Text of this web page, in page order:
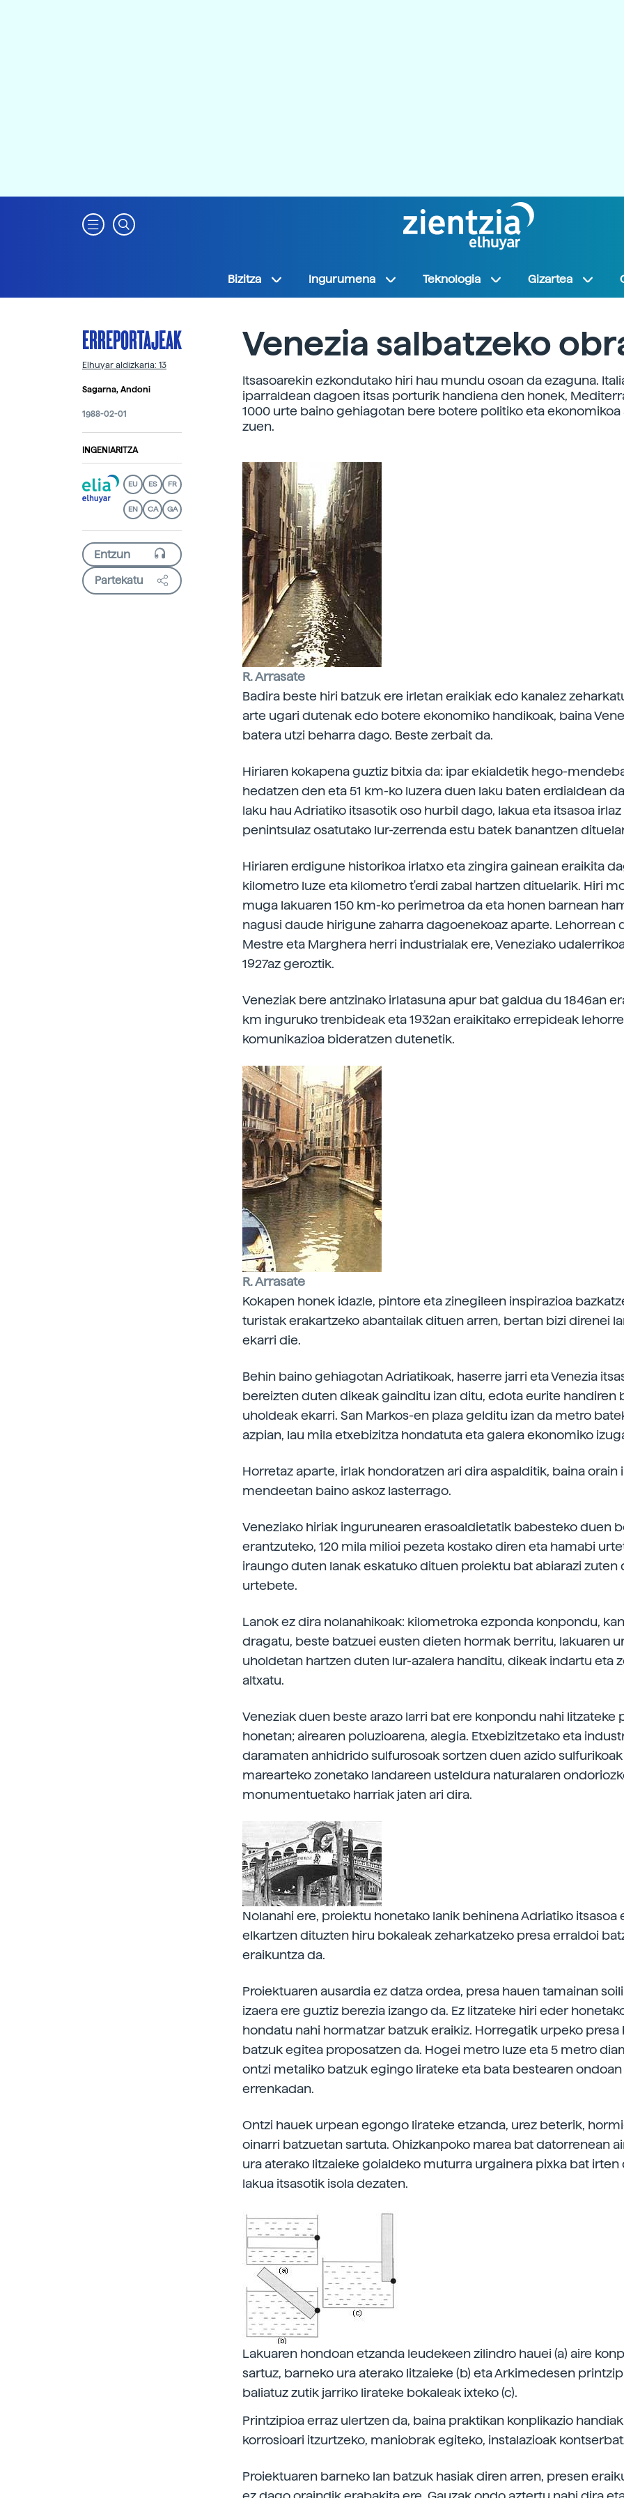
Bizitza Ingurumena Teknologia Gizartea
ERREPORTAJEAK
Elhuyar aldizkaria: 13
Sagarna, Andoni
1988-02-01
INGENIARITZA
EU ES FR
EN CA GA
Partekatu
Venezia salbatzeko
Itsasoarekin ezkondutako hiri hau mundu osoan da ezaguna.
iparraldean dagoen itsas porturik handiena den honek,
1000 urte baino gehiagotan bere botere politiko eta ekonomikoa
zuen.
R. Arrasate
Badira beste hiri batzuk ere irletan eraikiak edo kanalez
arte ugari dutenak edo botere ekonomiko handikoak, baina
batera utzi beharra dago. Beste zerbait da.
Hiriaren kokapena guztiz bitxia da: ipar ekialdetik hego-
hedatzen den eta 51 km-ko luzera duen laku baten erdialdean
laku hau Adriatiko itsasotik oso hurbil dago, lakua eta itsasoa irlaz
penintsulaz osatutako lur-zerrenda estu batek banantzen
Hiriaren erdigune historikoa irlatxo eta zingira gainean eraikita
kilometro luze eta kilometro t'erdi zabal hartzen dituelarik. Hiri
muga lakuaren 150 km-ko perimetroa da eta honen barnean
nagusi daude hirigune zaharra dagoenekoaz aparte. Lehorrean
Mestre eta Marghera herri industrialak ere, Veneziako
1927az geroztik.
Veneziak bere antzinako irlatasuna apur bat galdua du 1846an
km inguruko trenbideak eta 1932an eraikitako errepideak
komunikazioa bideratzen dutenetik.
R. Arrasate
Kokapen honek idazle, pintore eta zinegileen inspirazioa
turistak erakartzeko abantailak dituen arren, bertan bizi direnei
ekarri die.
Behin baino gehiagotan Adriatikoak, haserre jarri eta Venezia
bereizten duten dikeak gainditu izan ditu, edota eurite handiren
uholdeak ekarri. San Markos-en plaza gelditu izan da metro
azpian, lau mila etxebizitza hondatuta eta galera ekonomiko
Horretaz aparte, irlak hondoratzen ari dira aspalditik, baina orain
mendeetan baino askoz lasterrago.
Veneziako hiriak ingurunearen erasoaldietatik babesteko duen
erantzuteko, 120 mila milioi pezeta kostako diren eta hamabi
iraungo duten lanak eskatuko dituen proiektu bat abiarazi zuten
urtebete.
Lanok ez dira nolanahikoak: kilometroka ezponda konpondu,
dragatu, beste batzuei eusten dieten hormak berritu, lakuaren
uholdetan hartzen duten lur-azalera handitu, dikeak indartu eta
altxatu.
Veneziak duen beste arazo larri bat ere konpondu nahi litzateke
honetan; airearen poluzioarena, alegia. Etxebizitzetako eta
daramaten anhidrido sulfurosoak sortzen duen azido
marearteko zonetako landareen usteldura naturalaren
monumentuetako harriak jaten ari dira.
Nolanahi ere, proiektu honetako lanik behinena Adriatiko itsasoa
elkartzen dituzten hiru bokaleak zeharkatzeko presa erraldoi
eraikuntza da.
Proiektuaren ausardia ez datza ordea, presa hauen tamainan
izaera ere guztiz berezia izango da. Ez litzateke hiri eder
hondatu nahi hormatzar batzuk eraikiz. Horregatik urpeko presa
batzuk egitea proposatzen da. Hogei metro luze eta 5 metro
ontzi metaliko batzuk egingo lirateke eta bata bestearen
errenkadan.
Ontzi hauek urpean egongo lirateke etzanda, urez beterik,
oinarri batzuetan sartuta. Ohizkanpoko marea bat datorrenean
ura aterako litzaieke goialdeko muturra urgainera pixka bat irten
lakua itsasotik isola dezaten.
Lakuaren hondoan etzanda leudekeen zilindro hauei (a) aire
sartuz, barneko ura aterako litzaieke (b) eta Arkimedesen
baliatuz zutik jarriko lirateke bokaleak ixteko (c).
Printzipioa erraz ulertzen da, baina praktikan konplikazio
korrosioari itzurtzeko, maniobrak egiteko, instalazioak
Proiektuaren barneko lan batzuk hasiak diren arren, presen